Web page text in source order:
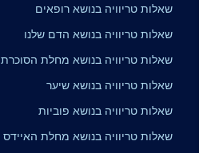
שאלות טריוויה בנושא רופאים
שאלות טריוויה בנושא הדם שלנו
שאלות טריוויה בנושא מחלת הסוכרת
שאלות טריוויה בנושא שיער
שאלות טריוויה בנושא פוביות
שאלות טריוויה בנושא מחלת האיידס